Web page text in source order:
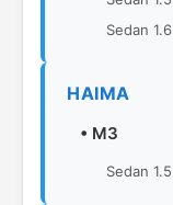
Sedan 1.6
HAIMA
• M3
Sedan 1.5